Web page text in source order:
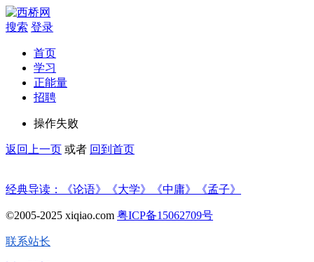
搜索 登录
首页
学习
正能量
招聘
操作失败
返回上一页 或者 回到首页
经典导读：《论语》《大学》《中庸》《孟子》
©2005-2025 xiqiao.com 粤ICP备15062709号
联系站长